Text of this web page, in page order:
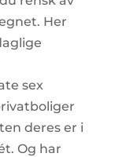
Her
sex
deres er i
Og har